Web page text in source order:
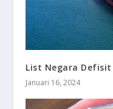
List Negara
Januari 16, 2024